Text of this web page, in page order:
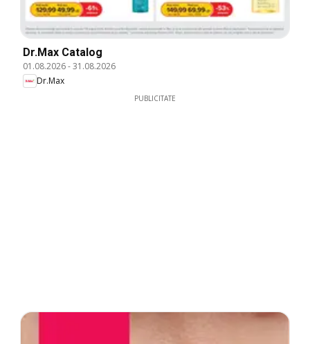
Dr.Max Catalog
01.08.2026-31.08.2026
Dr.Max
PUBLICITATE